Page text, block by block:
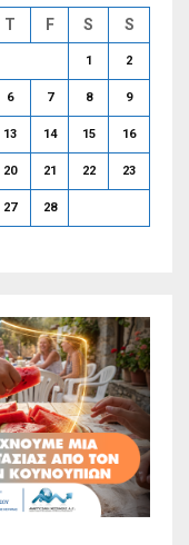
T F S S
1 2
6 7 8 9
13 14 15 16
20 21 22 23
27 28